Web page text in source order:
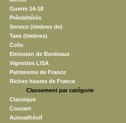
Guerre 14-18
Préoblitérés
Service (timbres de)
Taxe (timbres)
Colis
Emission de Bordeaux
Vignettes LISA
Patrimoine de France
Riches heures de France
Classement par catégorie
Classique
Courant
Autoadhésif